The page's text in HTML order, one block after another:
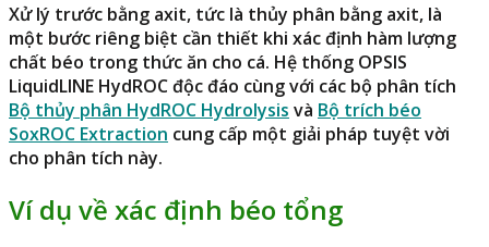
Xử lý trước bằng axit, tức là thủy phân bằng axit, là
một bước riêng biệt cần thiết khi xác định hàm lượng
chất béo trong thức ăn cho cá. Hệ thống OPSIS
LiquidLINE HydROC độc đáo cùng với các bộ phân tích
Bộ thủy phân HydROC Hydrolysis và Bộ trích béo
SoxROC Extraction cung cấp một giải pháp tuyệt vời
cho phân tích này.
Ví dụ về xác định béo tổng